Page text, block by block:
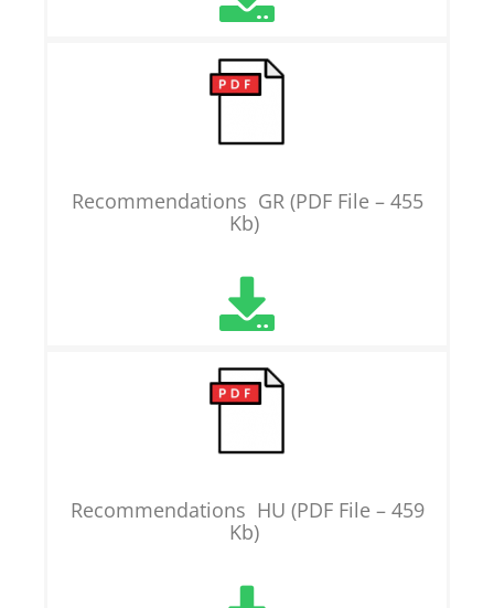
Recommendations GR (PDF File – 455
Kb)
Recommendations HU (PDF File – 459
Kb)